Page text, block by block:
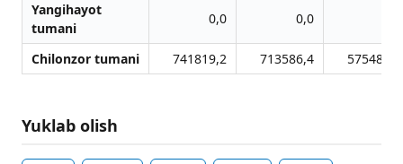
Yangihayot
tumani
0,0 0,0
Chilonzor tumani 741819,2 713586,4 575480,3
Yuklab olish